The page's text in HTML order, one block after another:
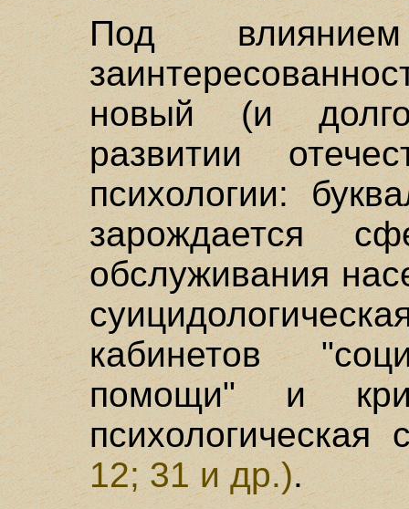
Под
новый (и
развитии
психологии:
зарождается
обслуживания
кабинетов
помощи" и
12; 31 и др.).